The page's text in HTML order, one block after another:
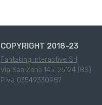
COPYRIGHT 2018-23
Fantaking Interactive Srl
Via San Zeno 145, 25124 (BS)
P.Iva 03549330987